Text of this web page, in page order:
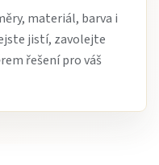
materiál, barva i
jistí, zavolejte
řešení pro váš